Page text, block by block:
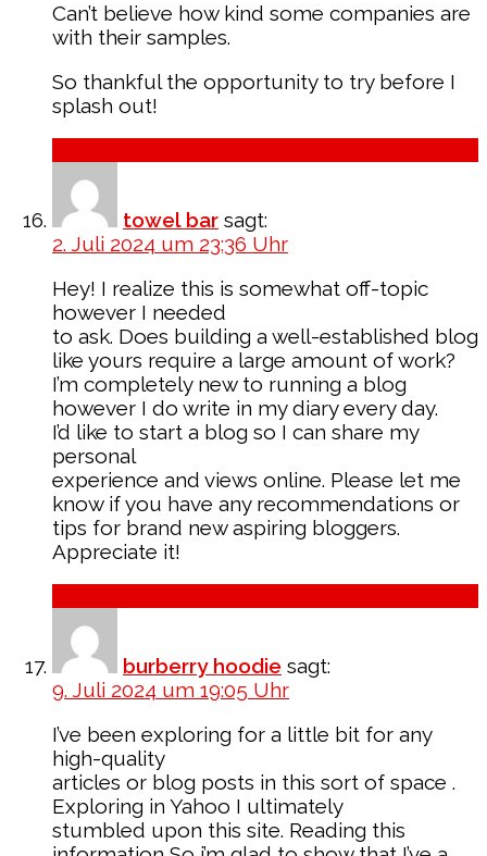
Can’t believe how kind some companies are
with their samples.
So thankful the opportunity to try before I
splash out!
towel bar sagt:
2. Juli 2024 um 23:36 Uhr
Hey! I realize this is somewhat off-topic
however I needed
to ask. Does building a well-established blog
like yours require a large amount of work?
I’m completely new to running a blog
however I do write in my diary every day.
I’d like to start a blog so I can share my
personal
experience and views online. Please let me
know if you have any recommendations or
tips for brand new aspiring bloggers.
Appreciate it!
burberry hoodie sagt:
9. Juli 2024 um 19:05 Uhr
I’ve been exploring for a little bit for any
high-quality
articles or blog posts in this sort of space .
Exploring in Yahoo I ultimately
stumbled upon this site. Reading this